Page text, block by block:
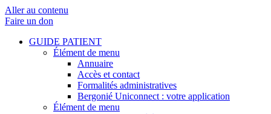
Aller au contenu
Faire un don
GUIDE PATIENT
Élément de menu
Annuaire
Accès et contact
Formalités administratives
Bergonié Uniconnect : votre application
Élément de menu